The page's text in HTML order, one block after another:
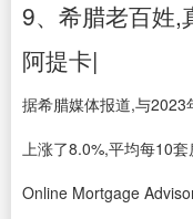
9、希腊老百姓,
阿提卡|
据希腊媒体报道,与
上涨了8.0%,平均每10
Online Mortgage